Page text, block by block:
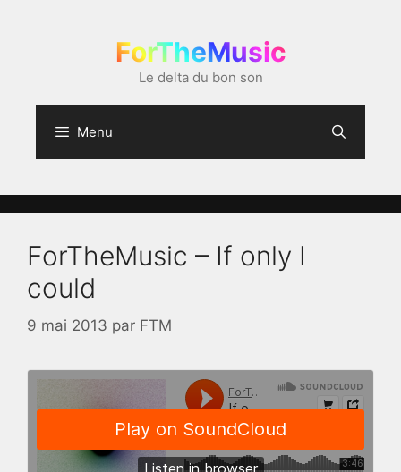
ForTheMusic
Le delta du bon son
Menu
ForTheMusic – If only I
could
9 mai 2013 par FTM